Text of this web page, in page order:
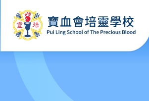
移至主內容